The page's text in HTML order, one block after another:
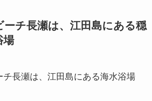
ーチ長瀬は、江田島にある穏
場
チ長瀬は、江田島にある海水浴場